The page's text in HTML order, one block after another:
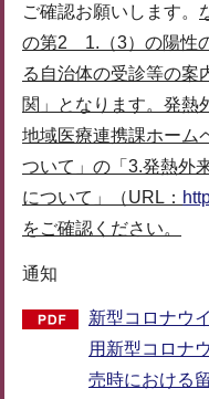
ご確認お願いします。
の第2 1.（3）の陽性
る自治体の受診等の案
関」となります。発熱
地域医療連携課ホーム
ついて」の「3.発熱外
について」（URL：
をご確認ください。
通知
新型コロナウ
用新型コロナ
売時における